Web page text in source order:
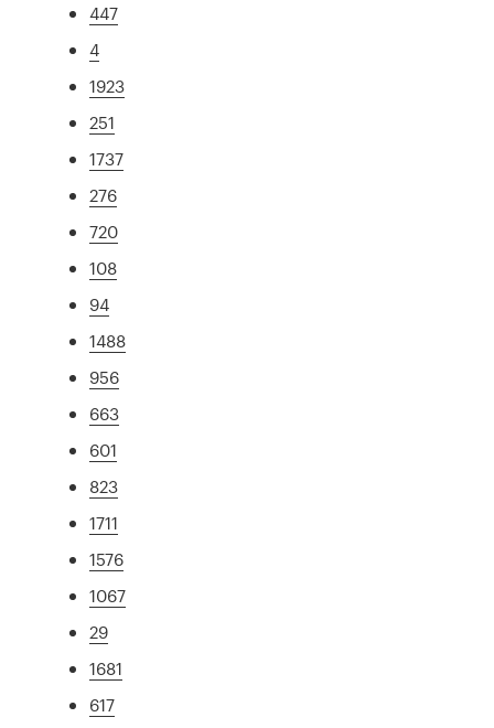
447
4
1923
251
1737
276
720
108
94
1488
956
663
601
823
1711
1576
1067
29
1681
617